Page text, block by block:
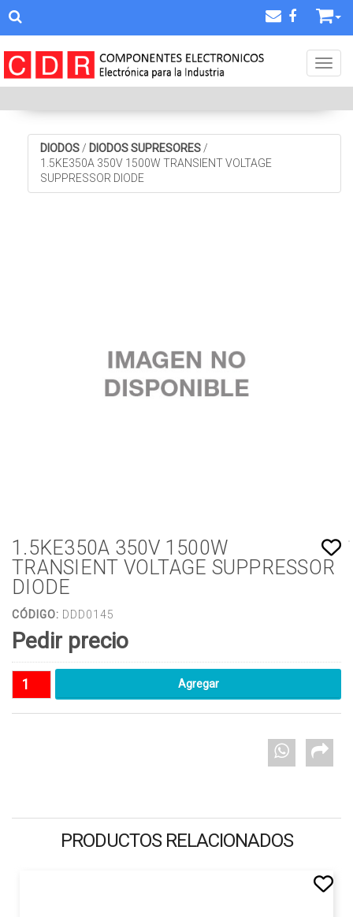
DIODOS / DIODOS SUPRESORES /
1.5KE350A 350V 1500W TRANSIENT VOLTAGE
SUPPRESSOR DIODE
1.5KE350A 350V 1500W
TRANSIENT VOLTAGE SUPPRESSOR
DIODE
CÓDIGO: DDD0145
Pedir precio
PRODUCTOS RELACIONADOS